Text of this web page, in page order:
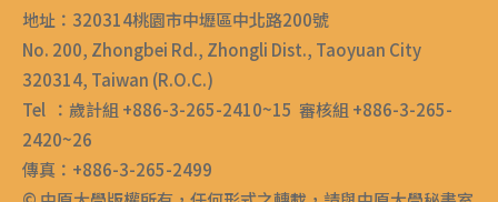
地址：320314桃園市中壢區中北路200號
No. 200, Zhongbei Rd., Zhongli Dist., Taoyuan City
320314, Taiwan (R.O.C.)
Tel ：歲計組 +886-3-265-2410~15 審核組 +886-3-265-
2420~26
傳真：+886-3-265-2499